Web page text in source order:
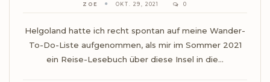
ZOE OKT. 29, 2021 0
Helgoland hatte ich recht spontan auf meine Wander-
To-Do-Liste aufgenommen, als mir im Sommer 2021
ein Reise-Lesebuch über diese Insel in die…